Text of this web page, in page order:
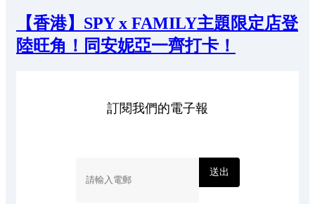
【香港】SPY x FAMILY主題限定店登
陸旺角！同安妮亞一齊打卡！
訂閱我們的電子報
送出